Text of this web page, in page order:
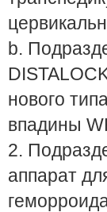
b.
нового
впадины
2.
аппарат